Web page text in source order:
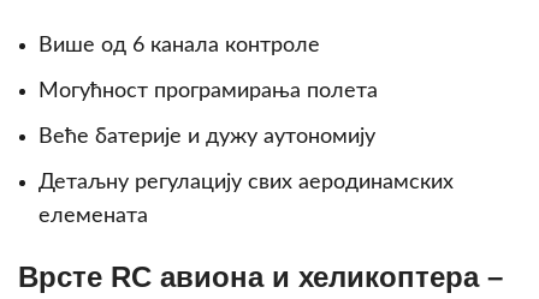
Више од 6 канала контроле
Могућност програмирања полета
Веће батерије и дужу аутономију
Детаљну регулацију свих аеродинамских
елемената
Врсте RC авиона и хеликоптера –